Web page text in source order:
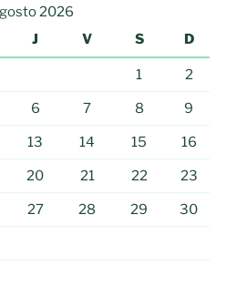
2026
J V S D
1 2
6 7 8 9
13 14 15 16
20 21 22 23
27 28 29 30